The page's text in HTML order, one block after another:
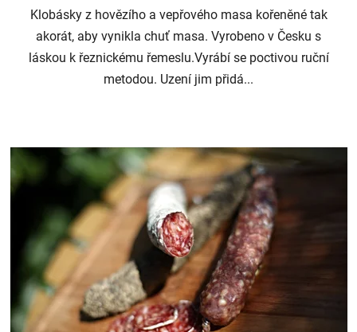
Klobásky z hovězího a vepřového masa kořeněné tak
akorát, aby vynikla chuť masa. Vyrobeno v Česku s
láskou k řeznickému řemeslu.Vyrábí se poctivou ruční
metodou. Uzení jim přidá...